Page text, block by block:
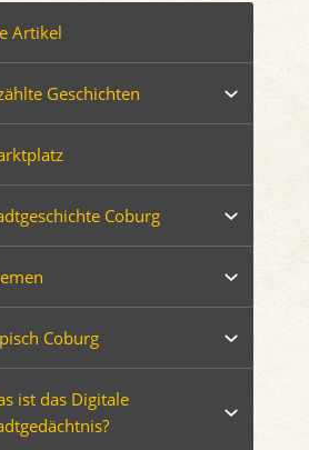
Artikel
Geschichten
Coburg
Coburg
ist das Digitale